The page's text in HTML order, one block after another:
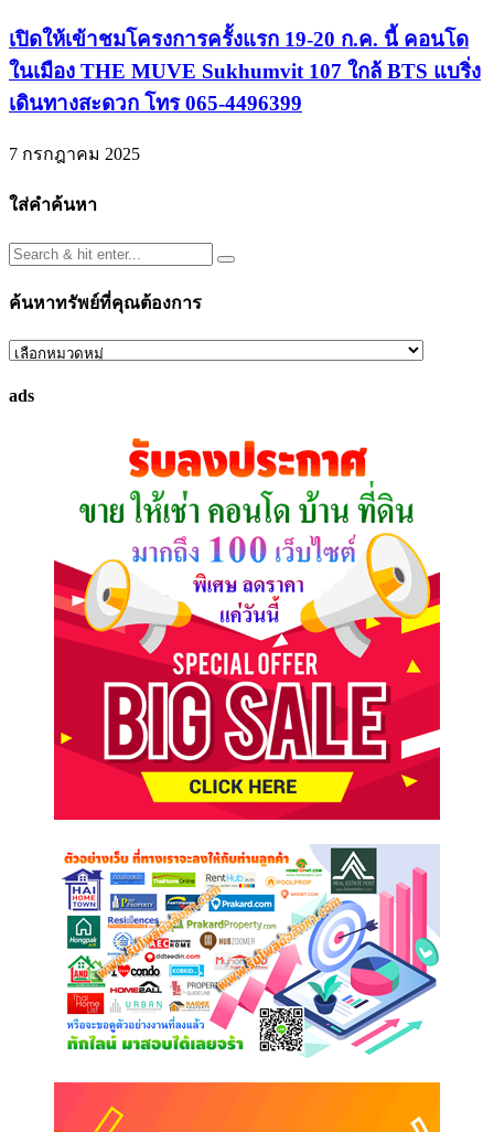
เปิดให้เข้าชมโครงการครั้งแรก 19-20 ก.ค. นี้ คอนโด
ในเมือง THE MUVE Sukhumvit 107 ใกล้ BTS แบริ่ง
เดินทางสะดวก โทร 065-4496399
7 กรกฎาคม 2025
ใส่คำค้นหา
ค้นหาทรัพย์ที่คุณต้องการ
ค้นหา
ที่
ads